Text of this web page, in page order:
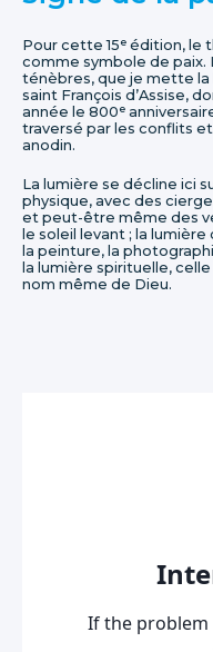
Pour cette 15ᵉ édition, le
comme symbole de paix.
ténèbres, que je mette la
saint François d’Assise,
année le 800ᵉ
traversé par les conflits et
anodin.
La lumière se décline ici
physique, avec des
et peut-être même des
le soleil levant ; la
la peinture, la
la lumière spirituelle,
nom même de Dieu.